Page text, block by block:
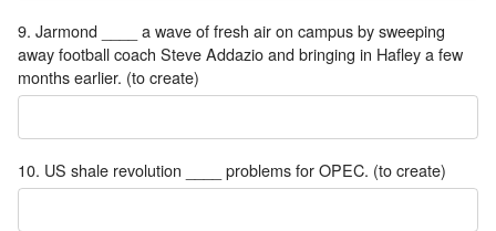
9. Jarmond ____ a wave of fresh air on campus by sweeping
away football coach Steve Addazio and bringing in Hafley a few
months earlier. (to create)
10. US shale revolution ____ problems for OPEC. (to create)